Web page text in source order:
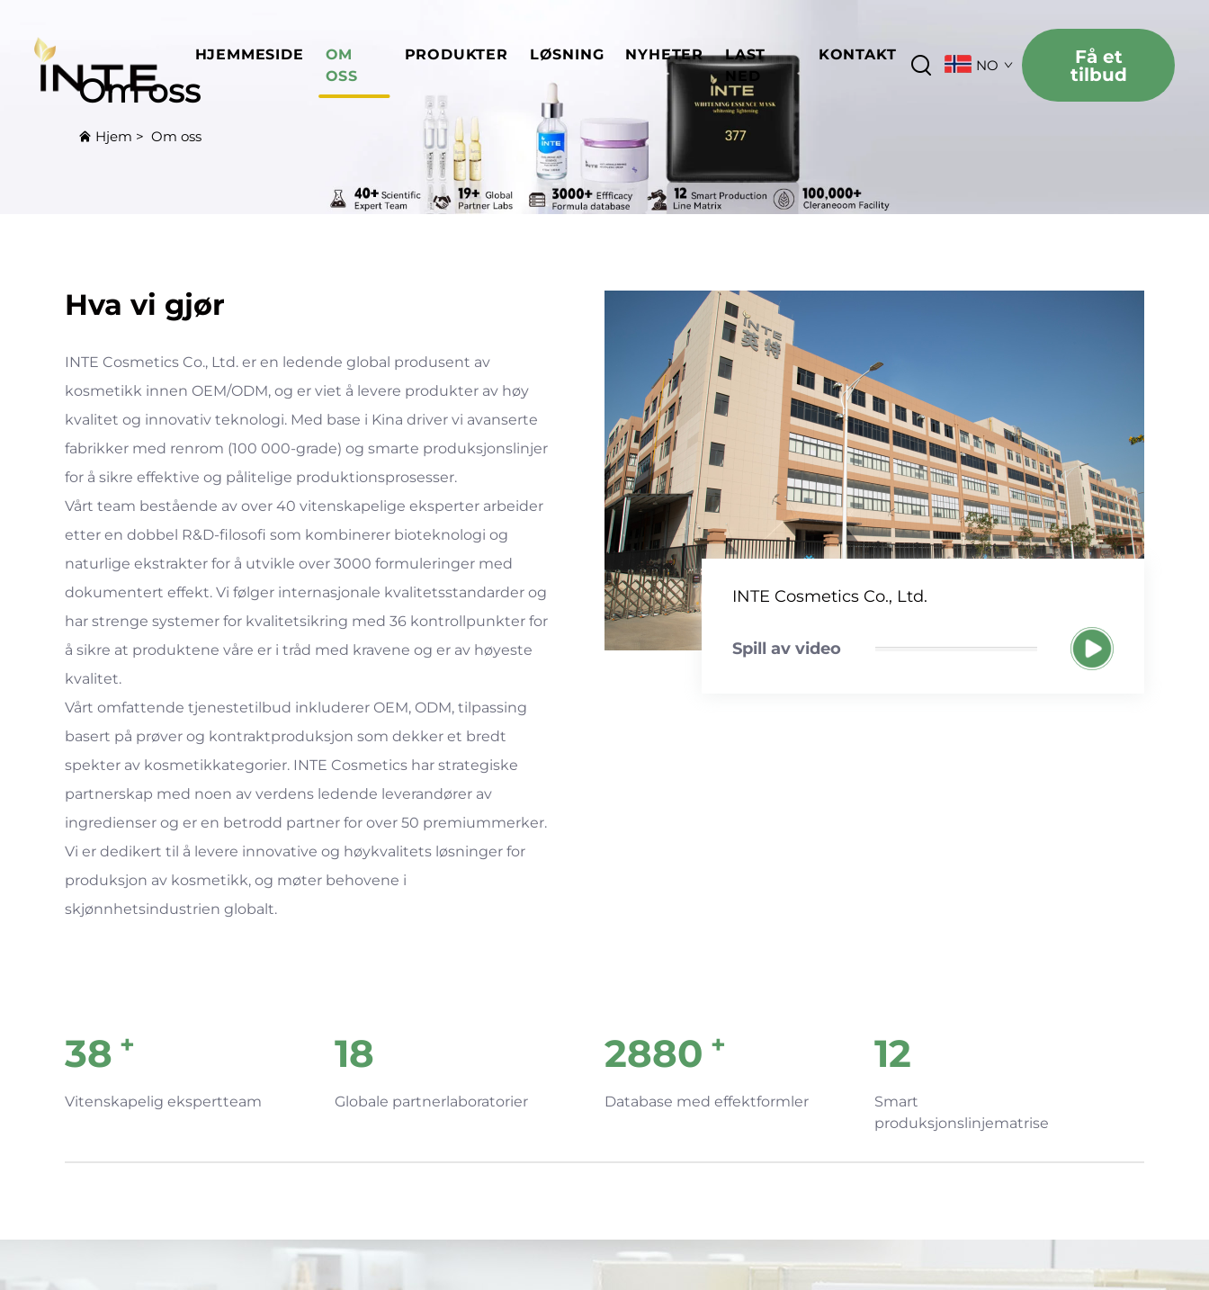
HJEMMESIDE
OM
OSS
PRODUKTER LØSNING NYHETER
LAST
NED
KONTAKT
NO
Få et
tilbud
Om oss
Hjem > Om oss
Hva vi gjør
INTE Cosmetics Co., Ltd. er en ledende global produsent av
kosmetikk innen OEM/ODM, og er viet å levere produkter av høy
kvalitet og innovativ teknologi. Med base i Kina driver vi avanserte
fabrikker med renrom (100 000-grade) og smarte produksjonslinjer
for å sikre effektive og pålitelige produktionsprosesser.
Vårt team bestående av over 40 vitenskapelige eksperter arbeider
etter en dobbel R&D-filosofi som kombinerer bioteknologi og
naturlige ekstrakter for å utvikle over 3000 formuleringer med
dokumentert effekt. Vi følger internasjonale kvalitetsstandarder og
har strenge systemer for kvalitetsikring med 36 kontrollpunkter for
å sikre at produktene våre er i tråd med kravene og er av høyeste
kvalitet.
Vårt omfattende tjenestetilbud inkluderer OEM, ODM, tilpassing
basert på prøver og kontraktproduksjon som dekker et bredt
spekter av kosmetikkategorier. INTE Cosmetics har strategiske
partnerskap med noen av verdens ledende leverandører av
ingredienser og er en betrodd partner for over 50 premiummerker.
Vi er dedikert til å levere innovative og høykvalitets løsninger for
produksjon av kosmetikk, og møter behovene i
skjønnhetsindustrien globalt.
INTE Cosmetics Co., Ltd.
Spill av video
40 +
Vitenskapelig ekspertteam
19
Globale partnerlaboratorier
3000 +
Database med effektformler
12
Smart
produksjonslinjematrise